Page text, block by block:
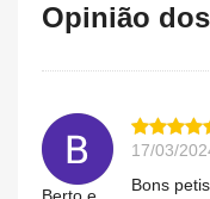
Opinião
17/03/
Bons